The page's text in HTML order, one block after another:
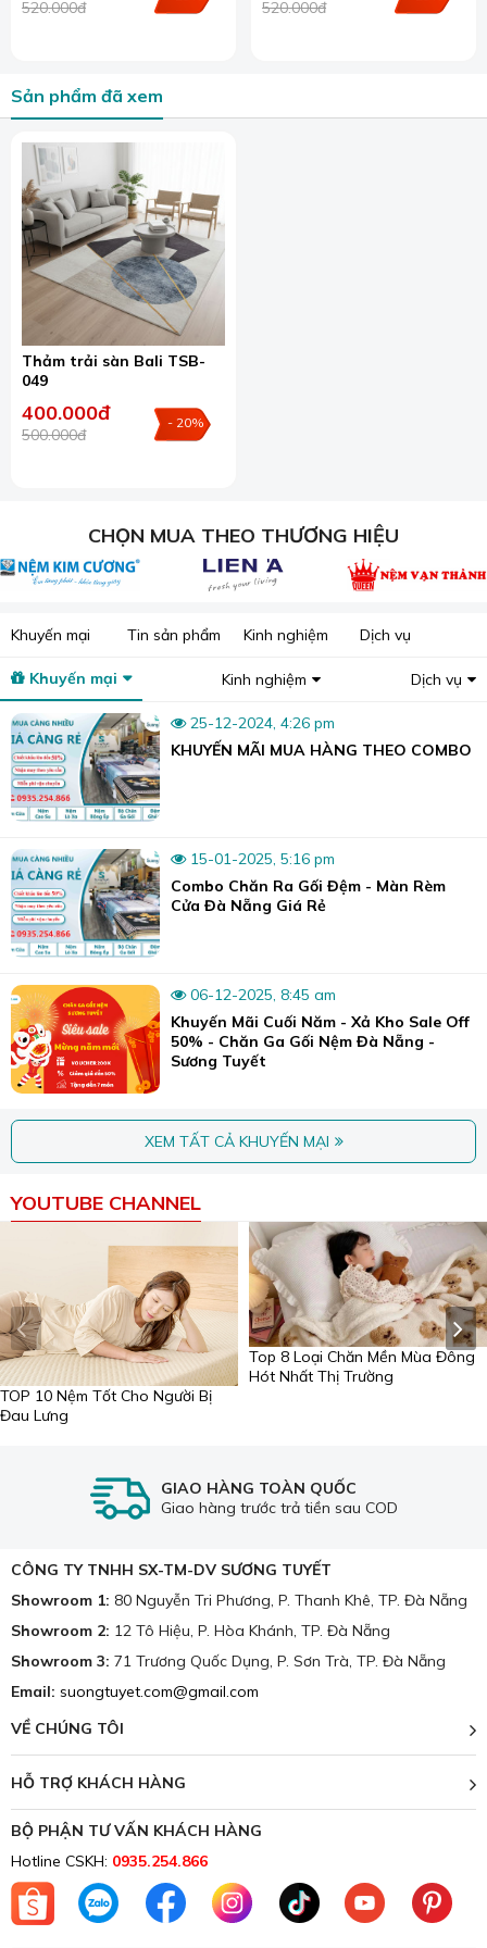
Sương Tuyết chuyên cung cấp thảm bali giá sỉ Đà Nẵng.
Việc thảm được in nhiều họa tiết khác nhau đã tạo ra
nhiều phong cách nội thất từ cổ điển đến hiện đại, giúp
Các mẫu mã và họa tiết thảm lót sàn nỉ Bali không ngừng đổi mới tạo
ra sự đa dạng, đẹp mắt.
Địa chỉ bán thảm trải sàn tại Đà Nẵng giá rẻ
Tại Đà Nẵng, nếu quý khách có nhu cầu mua thảm bali
hay thảm lông, thảm khách sạn... thì có thể liên hệ với
cửa hàng chăn ga gối đệm Sương
vị có nhiều năm kinh nghiệm trong lĩnh vực chăn ga gối
Cửa hàng chăn ga gối nệm Đà Nẵng Sương Tuyết.
520.000đ 520.000đ
Sản phẩm đã xem
Thảm trải sàn Bali TSB-
049
400.000đ
500.000đ
- 20%
CHỌN MUA THEO THƯƠNG HIỆU
Khuyến mại Tin sản phẩm Kinh nghiệm Dịch vụ
Khuyến mại Kinh nghiệm Dịch vụ
25-12-2024, 4:26 pm
KHUYẾN MÃI MUA HÀNG THEO COMBO
15-01-2025, 5:16 pm
Combo Chăn Ra Gối Đệm - Màn Rèm
Cửa Đà Nẵng Giá Rẻ
06-12-2025, 8:45 am
Khuyến Mãi Cuối Năm - Xả Kho Sale Off
50% - Chăn Ga Gối Nệm Đà Nẵng -
Sương Tuyết
XEM TẤT CẢ KHUYẾN MẠI
YOUTUBE CHANNEL
TOP 10 Nệm Tốt Cho Người Bị
Đau Lưng
Top 8 Loại Chăn Mền Mùa Đông
Hót Nhất Thị Trường
GIAO HÀNG TOÀN QUỐC
Giao hàng trước trả tiền sau COD
CÔNG TY TNHH SX-TM-DV SƯƠNG TUYẾT
Showroom 1: 80 Nguyễn Tri Phương, P. Thanh Khê, TP. Đà Nẵng
Showroom 2: 12 Tô Hiệu, P. Hòa Khánh, TP. Đà Nẵng
Showroom 3: 71 Trương Quốc Dụng, P. Sơn Trà, TP. Đà Nẵng
Email: suongtuyet.com@gmail.com
VỀ CHÚNG TÔI
HỖ TRỢ KHÁCH HÀNG
BỘ PHẬN TƯ VẤN KHÁCH HÀNG
Hotline CSKH: 0935.254.866